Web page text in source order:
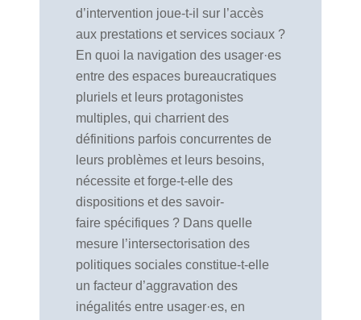
d’intervention joue-t-il sur l’accès
aux prestations et services sociaux ?
En quoi la navigation des usager·es
entre des espaces bureaucratiques
pluriels et leurs protagonistes
multiples, qui charrient des
définitions parfois concurrentes de
leurs problèmes et leurs besoins,
nécessite et forge-t-elle des
dispositions et des savoir-
faire spécifiques ? Dans quelle
mesure l’intersectorisation des
politiques sociales constitue-t-elle
un facteur d’aggravation des
inégalités entre usager·es, en